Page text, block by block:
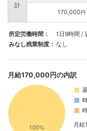
計
170,000円
所定労働時間：
1日9時間 /
みなし残業制度： なし
月給170,000円の内訳
月